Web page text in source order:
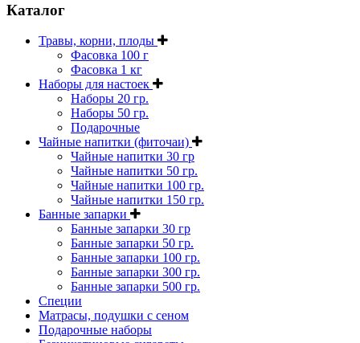
Каталог
Травы, корни, плоды
Фасовка 100 г
Фасовка 1 кг
Наборы для настоек
Наборы 20 гр.
Наборы 50 гр.
Подарочные
Чайные напитки (фиточаи)
Чайные напитки 30 гр
Чайные напитки 50 гр.
Чайные напитки 100 гр.
Чайные напитки 150 гр.
Банные запарки
Банные запарки 30 гр
Банные запарки 50 гр.
Банные запарки 100 гр.
Банные запарки 300 гр.
Банные запарки 500 гр.
Специи
Матрасы, подушки с сеном
Подарочные наборы